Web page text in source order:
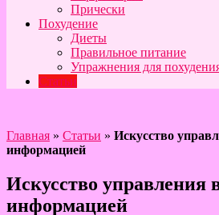
Прически
Похудение
Диеты
Правильное питание
Упражнения для
Статьи
Главная » Статьи » Искусство
информацией
Искусство управления
информацией